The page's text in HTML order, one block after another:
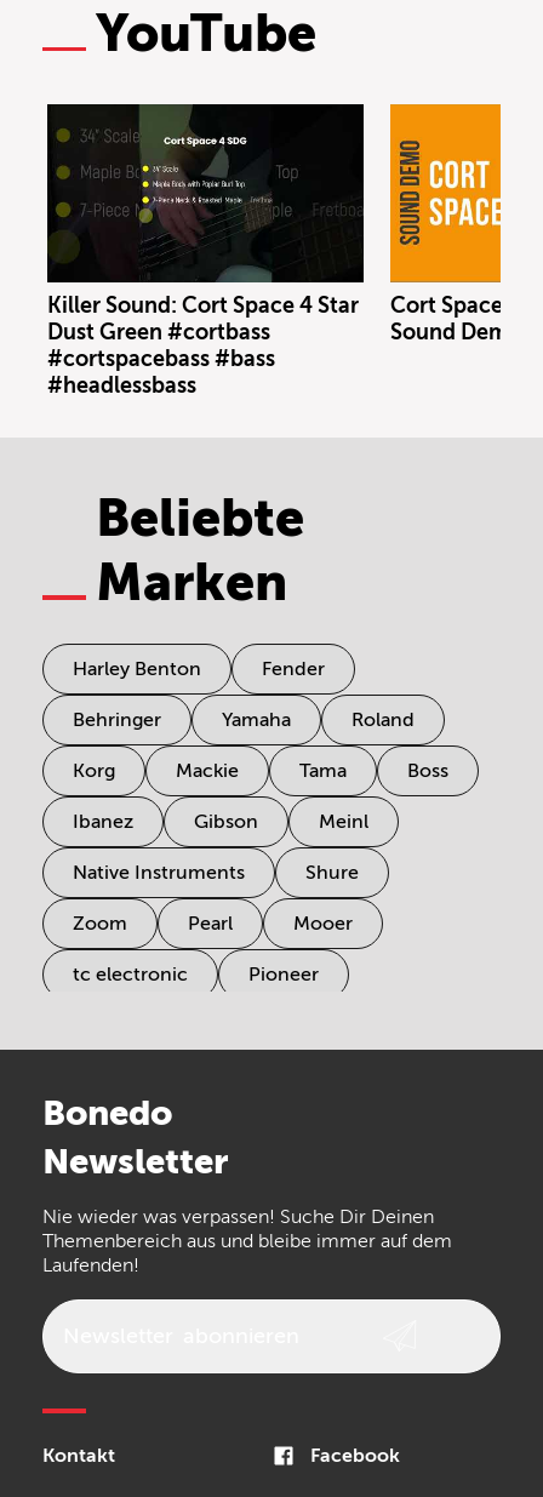
YouTube
Killer Sound: Cort Space 4 Star
Dust Green #cortbass
#cortspacebass #bass
#headlessbass
Cort Space 4
Sound Demo
Beliebte
Marken
Harley Benton Fender
Behringer Yamaha Roland
Korg Mackie Tama Boss
Ibanez Gibson Meinl
Native Instruments Shure
Zoom Pearl Mooer
tc electronic Pioneer
Arturia
the t.bone
Walrus Audio Epiphone
Bonedo
Newsletter
Nie wieder was verpassen! Suche Dir Deinen
Themenbereich aus und bleibe immer auf dem
Laufenden!
Kontakt Facebook